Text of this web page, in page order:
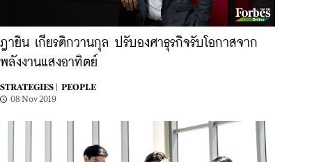
ฎายิน เกียรติกวานกุล ปรับองศาธุรกิจรับโอกาสจาก
พลังงานแสงอาทิตย์
STRATEGIES |
PEOPLE
08 Nov 2019